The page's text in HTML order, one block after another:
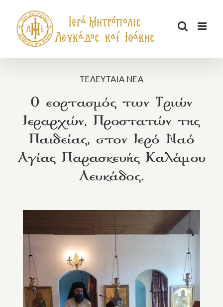
περιεχόμενο
ΤΕΛΕΥΤΑΙΑ ΝΕΑ
Ο εορτασμός των Τριών
Ιεραρχών, Προστατών της
Παιδείας, στον Ιερό Ναό
Αγίας Παρασκευής Καλάμου
Λευκάδος.